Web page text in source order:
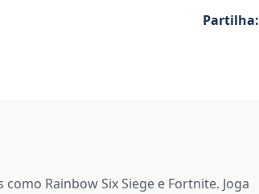
Partilha:
Rainbow Six Siege e Fortnite. Joga